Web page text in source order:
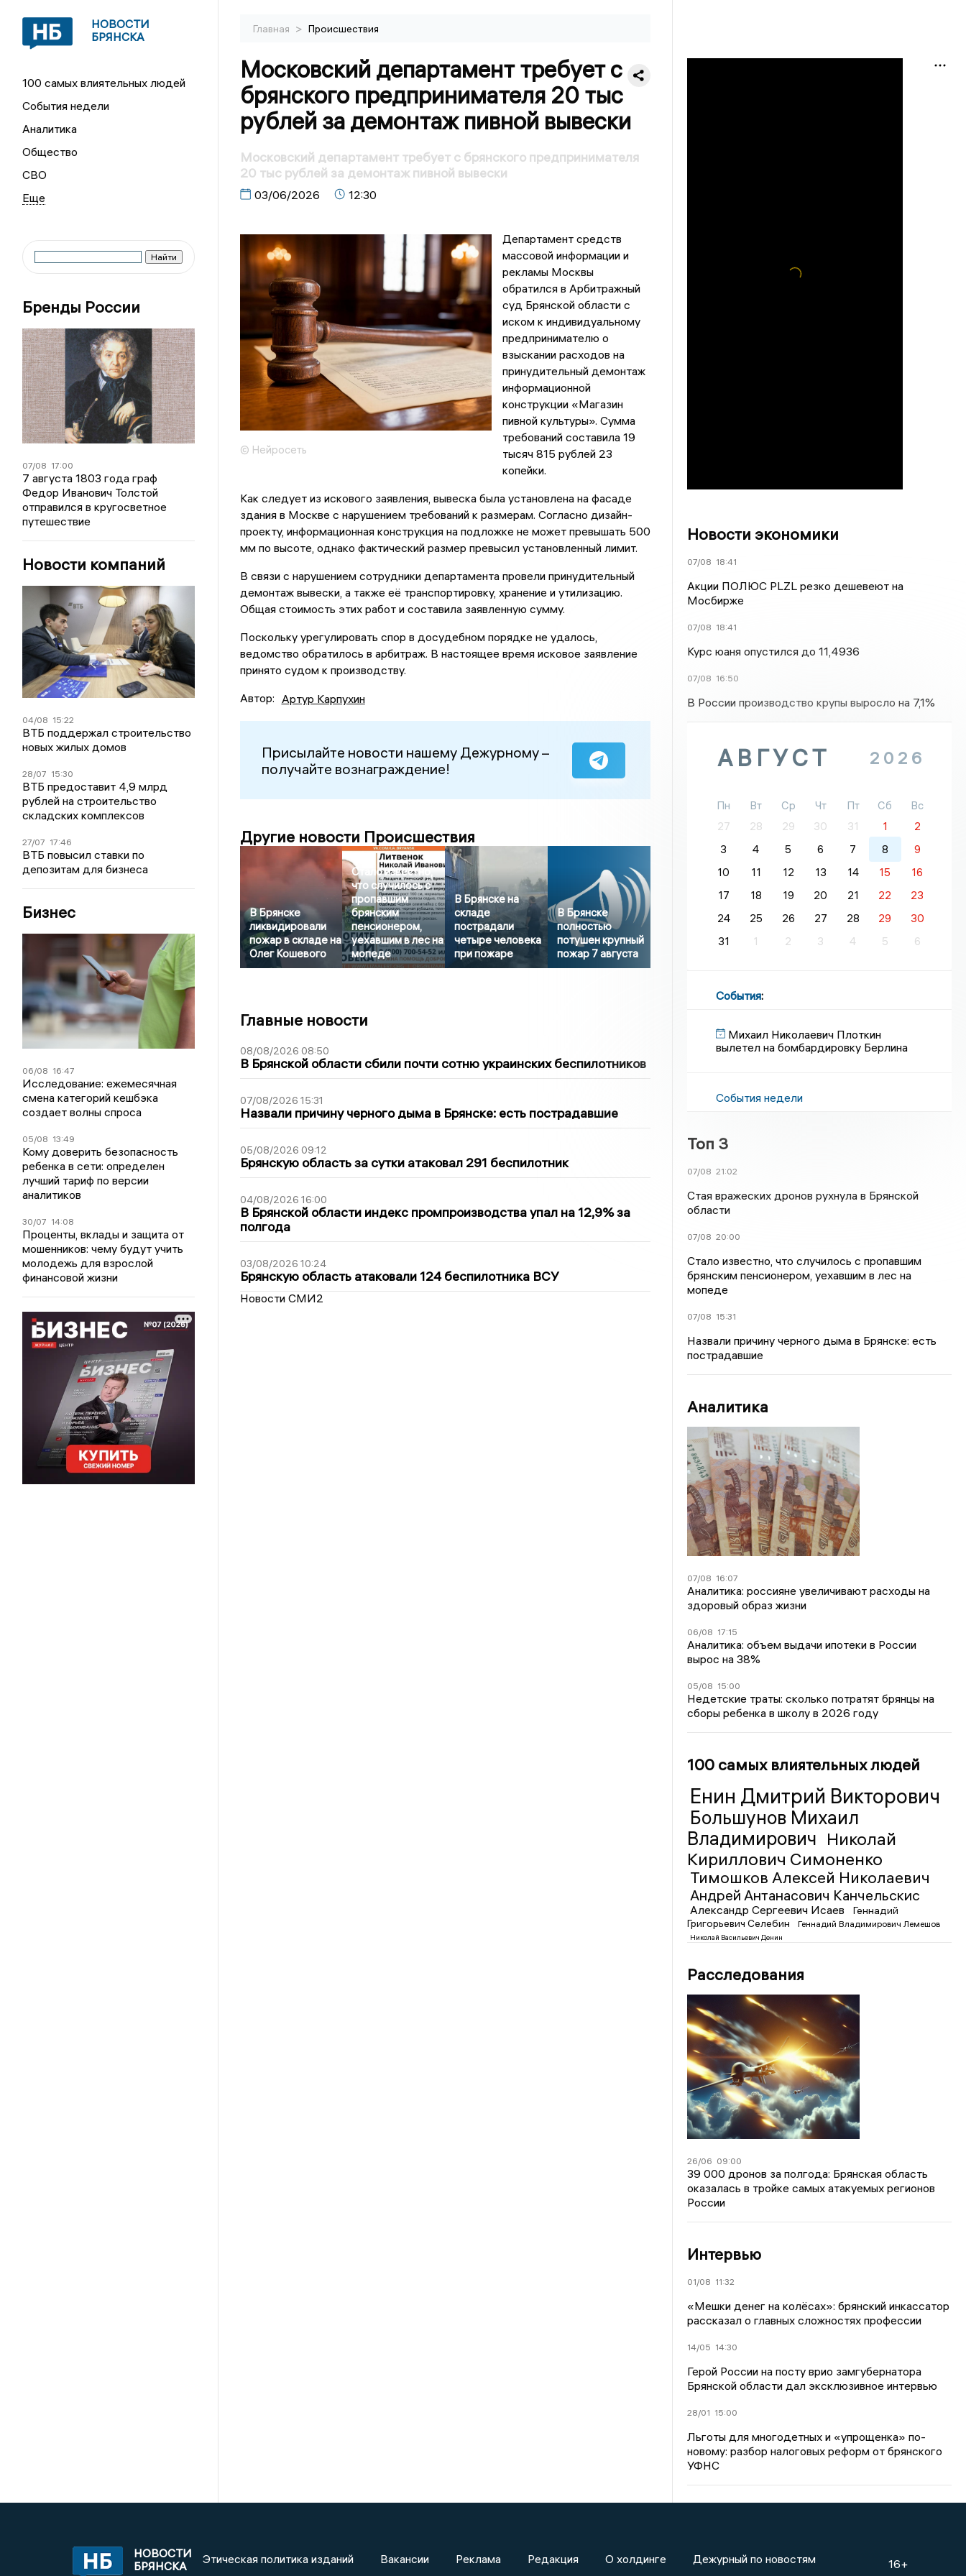
НОВОСТИ
БРЯНСКА
100 самых влиятельных людей
События недели
Аналитика
Общество
СВО
Бренды России
07/08 17:00
7 августа 1803 года граф
Федор Иванович Толстой
отправился в кругосветное
путешествие
Новости компаний
04/08 15:22
ВТБ поддержал строительство
новых жилых домов
28/07 15:30
ВТБ предоставит 4,9 млрд
рублей на строительство
складских комплексов
27/07 17:46
ВТБ повысил ставки по
депозитам для бизнеса
Бизнес
06/08 16:47
Исследование: ежемесячная
смена категорий кешбэка
создает волны спроса
05/08 13:49
Кому доверить безопасность
ребенка в сети: определен
лучший тариф по версии
аналитиков
30/07 14:08
Проценты, вклады и защита от
мошенников: чему будут учить
молодежь для взрослой
финансовой жизни
Главная > Происшествия
Московский департамент требует с
брянского предпринимателя 20 тыс
рублей за демонтаж пивной вывески
Московский департамент требует с брянского предпринимателя
20 тыс рублей за демонтаж пивной вывески
03/06/2026 12:30
© Нейросеть
Департамент средств
массовой информации и
рекламы Москвы
обратился в Арбитражный
суд Брянской области с
иском к индивидуальному
предпринимателю о
взыскании расходов на
принудительный демонтаж
информационной
конструкции «Магазин
пивной культуры». Сумма
требований составила 19
тысяч 815 рублей 23
копейки.
Как следует из искового заявления, вывеска была установлена на фасаде
здания в Москве с нарушением требований к размерам. Согласно дизайн-
проекту, информационная конструкция на подложке не может превышать 500
мм по высоте, однако фактический размер превысил установленный лимит.
В связи с нарушением сотрудники департамента провели принудительный
демонтаж вывески, а также её транспортировку, хранение и утилизацию.
Общая стоимость этих работ и составила заявленную сумму.
Поскольку урегулировать спор в досудебном порядке не удалось,
ведомство обратилось в арбитраж. В настоящее время исковое заявление
принято судом к производству.
Автор: Артур Карпухин
Присылайте новости нашему Дежурному –
получайте вознаграждение!
Другие новости Происшествия
В Брянске
ликвидировали
пожар в складе на
Олег Кошевого
Стало известно,
что случилось с
пропавшим
брянским
пенсионером,
уехавшим в лес на
мопеде
В Брянске на
складе
пострадали
четыре человека
при пожаре
В Брянске
полностью
потушен крупный
пожар 7 августа
Главные новости
08/08/2026 08:50
В Брянской области сбили почти сотню украинских беспилотников
07/08/2026 15:31
Назвали причину черного дыма в Брянске: есть пострадавшие
05/08/2026 09:12
Брянскую область за сутки атаковал 291 беспилотник
04/08/2026 16:00
В Брянской области индекс промпроизводства упал на 12,9% за
полгода
03/08/2026 10:24
Брянскую область атаковали 124 беспилотника ВСУ
Новости СМИ2
Новости экономики
07/08 18:41
Акции ПОЛЮС PLZL резко дешевеют на
Мосбирже
07/08 18:41
Курс юаня опустился до 11,4936
07/08 16:50
В России производство крупы выросло на 7,1%
АВГУСТ 2026
Пн Вт Ср Чт Пт Сб
Вс
27
28 29 30 31 1
2
3
4 5 6 7 8
9
10
11 12 13 14 15
16
17
18 19 20 21 22
23
24
25 26 27 28 29
30
31
1 2 3 4 5 6
События:
Михаил Николаевич Плоткин
вылетел на бомбардировку Берлина
События недели
Топ 3
07/08 21:02
Стая вражеских дронов рухнула в Брянской
области
07/08 20:00
Стало известно, что случилось с пропавшим
брянским пенсионером, уехавшим в лес на
мопеде
07/08 15:31
Назвали причину черного дыма в Брянске: есть
пострадавшие
Аналитика
07/08 16:07
Аналитика: россияне увеличивают расходы на
здоровый образ жизни
06/08 17:15
Аналитика: объем выдачи ипотеки в России
вырос на 38%
05/08 15:00
Недетские траты: сколько потратят брянцы на
сборы ребенка в школу в 2026 году
100 самых влиятельных людей
Енин Дмитрий Викторович
Большунов Михаил
Владимирович Николай
Кириллович Симоненко
Тимошков Алексей Николаевич
Андрей Антанасович Канчельскис
Александр Сергеевич Исаев
Геннадий
Григорьевич Селебин
Геннадий Владимирович Лемешов
Николай Васильевич Денин
Расследования
26/06 09:00
39 000 дронов за полгода: Брянская область
оказалась в тройке самых атакуемых регионов
России
Интервью
01/08 11:32
«Мешки денег на колёсах»: брянский инкассатор
рассказал о главных сложностях профессии
14/05 14:30
Герой России на посту врио замгубернатора
Брянской области дал эксклюзивное интервью
28/01 15:00
Льготы для многодетных и «упрощенка» по-
новому: разбор налоговых реформ от брянского
УФНС
НОВОСТИ
БРЯНСКА
Этическая политика изданий Вакансии Реклама Редакция О холдинге Дежурный по новостям 16+